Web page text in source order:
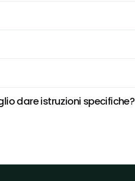
dare istruzioni specifiche?